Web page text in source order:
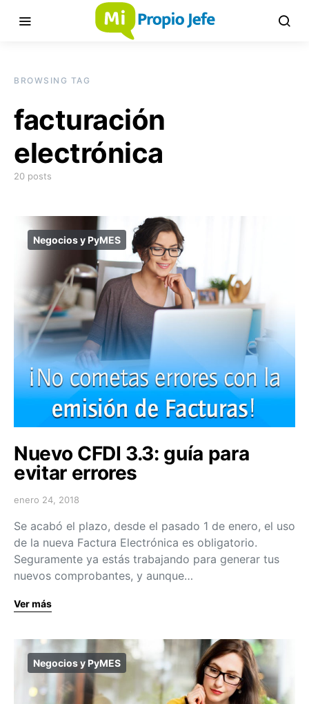
BROWSING TAG
facturación
electrónica
20 posts
Negocios y PyMES
Nuevo CFDI 3.3: guía para
evitar errores
enero 24, 2018
Se acabó el plazo, desde el pasado 1 de enero, el uso
de la nueva Factura Electrónica es obligatorio.
Seguramente ya estás trabajando para generar tus
nuevos comprobantes, y aunque…
Ver más
Negocios y PyMES